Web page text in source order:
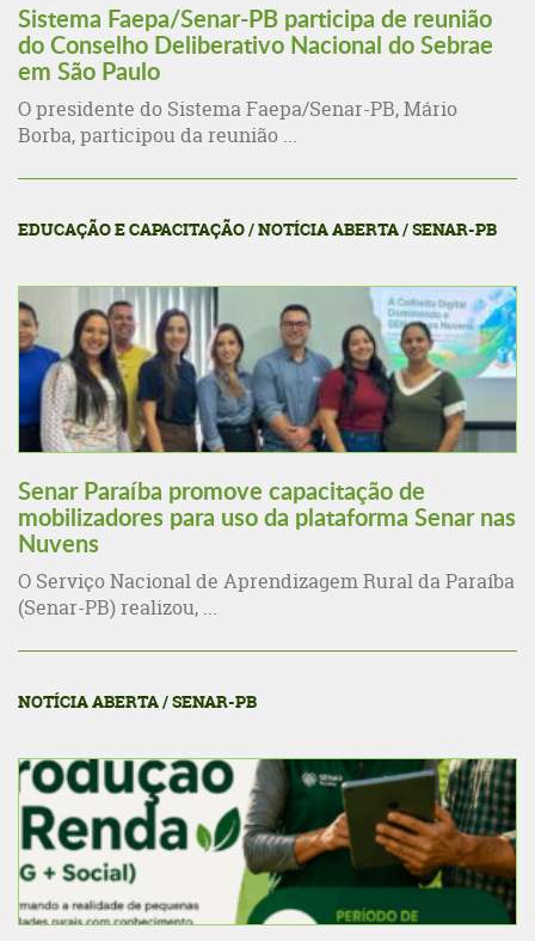
Sistema Faepa/Senar-PB participa de reunião
do Conselho Deliberativo Nacional do Sebrae
em São Paulo
O presidente do Sistema Faepa/Senar-PB, Mário
Borba, participou da reunião ...
EDUCAÇÃO E CAPACITAÇÃO / NOTÍCIA ABERTA / SENAR-PB
Senar Paraíba promove capacitação de
mobilizadores para uso da plataforma Senar nas
Nuvens
O Serviço Nacional de Aprendizagem Rural da Paraíba
(Senar-PB) realizou, ...
NOTÍCIA ABERTA / SENAR-PB